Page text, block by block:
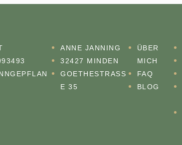
ANNE JANNING
32427 MINDEN
GOETHESTRASSE
35
ÜBER
MICH
FAQ
BLOG